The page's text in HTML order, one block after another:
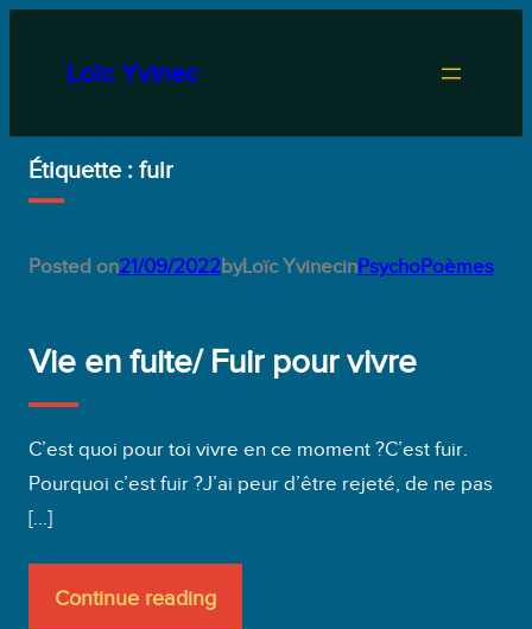
Loïc Yvinec
Étiquette : fuir
Posted on21/09/2022byLoïc YvinecinPsychoPoèmes
Vie en fuite/ Fuir pour vivre
C’est quoi pour toi vivre en ce moment ?C’est fuir.
Pourquoi c’est fuir ?J’ai peur d’être rejeté, de ne pas
[…]
Continue reading